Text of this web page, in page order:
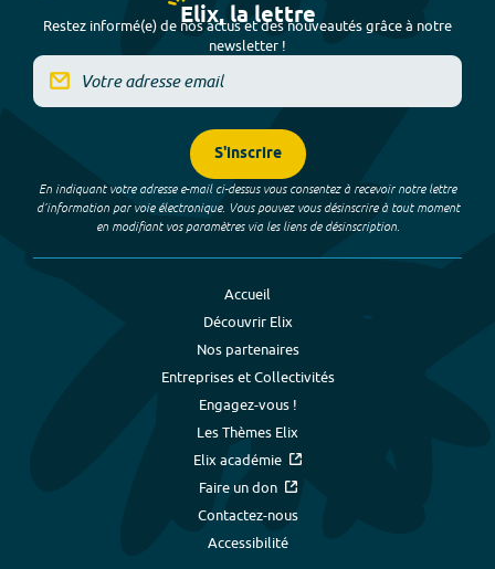
Elix, la lettre
Restez informé(e) de nos actus et des nouveautés grâce à notre
newsletter !
S'inscrire
En indiquant votre adresse e-mail ci-dessus vous consentez à recevoir notre lettre
d’information par voie électronique. Vous pouvez vous désinscrire à tout moment
en modifiant vos paramètres via les liens de désinscription.
Accueil
Découvrir Elix
Nos partenaires
Entreprises et Collectivités
Engagez-vous !
Les Thèmes Elix
Elix académie
Faire un don
Contactez-nous
Accessibilité